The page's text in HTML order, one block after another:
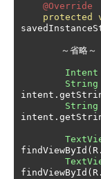
@Override
protected
～省略～
Intent
String
intent .
String
intent .
findViewById ( R .
findViewById ( R .